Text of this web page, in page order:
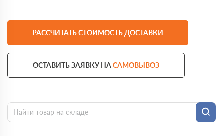
РАССЧИТАТЬ СТОИМОСТЬ ДОСТАВКИ
ОСТАВИТЬ ЗАЯВКУ НАСАМОВЫВОЗ